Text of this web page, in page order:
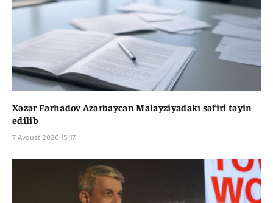
Xəzər Fərhadov Azərbaycan Malayziyadakı səfiri təyin
edilib
7 Avqust 2026 15:17